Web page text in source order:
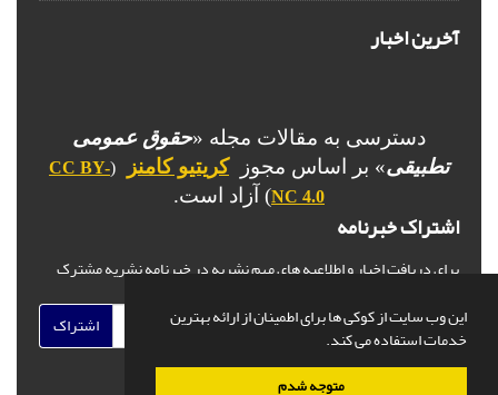
این وب سایت از کوکی ها برای اطمینان از ارائه بهترین
خدمات استفاده می کند.
متوجه شدم
آخرین اخبار
دسترسی به مقالات مجله «حقوق عمومی
تطبیقی» بر اساس مجوزکریتیو کامنز (
CC BY-
NC 4.0) آزاد است.
اشتراک خبرنامه
برای دریافت اخبار و اطلاعیه های مهم نشریه در خبرنامه نشریه مشترک
اشتراک